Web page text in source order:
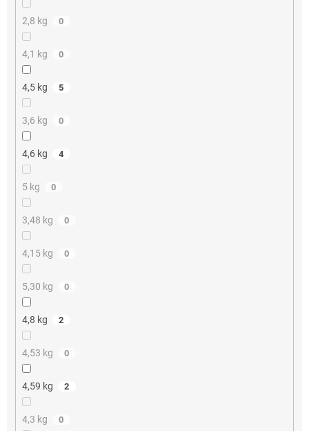
2,8 kg 0
4,1 kg 0
4,5 kg 5
3,6 kg 0
4,6 kg 4
5 kg 0
3,48 kg 0
4,15 kg 0
5,30 kg 0
4,8 kg 2
4,53 kg 0
4,59 kg 2
4,3 kg 0